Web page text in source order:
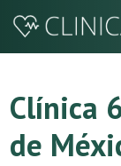
Saltar
Clínica
de